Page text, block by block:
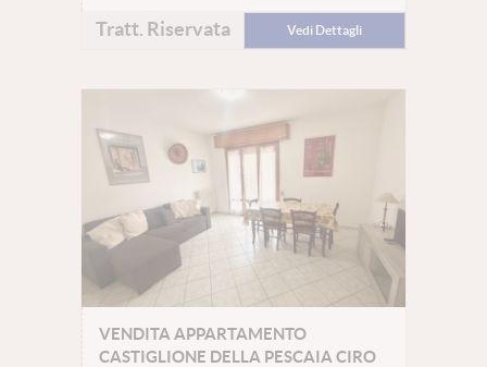
Tratt. Riservata
Vedi Dettagli
VENDITA APPARTAMENTO
CASTIGLIONE DELLA PESCAIA CIRO